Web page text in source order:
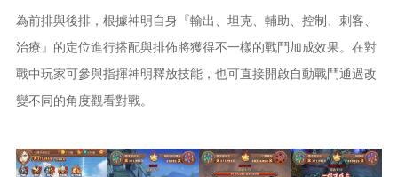
為前排與後排，根據神明自身『輸出、坦克、輔助、控制、刺客、
治療』的定位進行搭配與排佈將獲得不一樣的戰鬥加成效果。在對
戰中玩家可參與指揮神明釋放技能，也可直接開啟自動戰鬥通過改
變不同的角度觀看對戰。